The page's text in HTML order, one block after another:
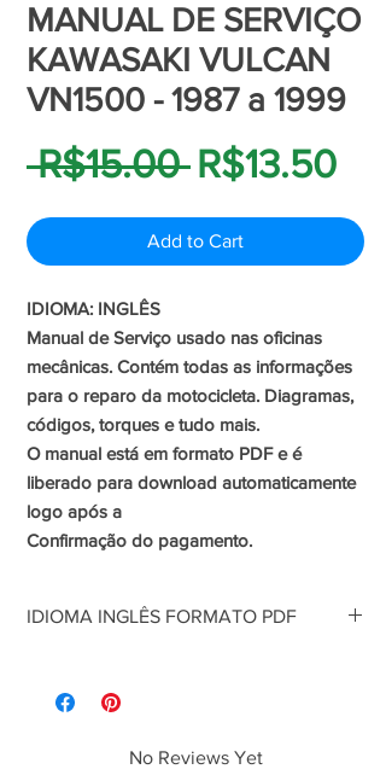
MANUAL DE SERVIÇO
KAWASAKI VULCAN
VN1500 - 1987 a 1999
R$15.00 Regular
Price
R$13.50
Add to Cart
IDIOMA: INGLÊS
Manual de Serviço usado nas oficinas
mecânicas. Contém todas as informações
para o reparo da motocicleta. Diagramas,
códigos, torques e tudo mais.
O manual está em formato PDF e é
liberado para download automaticamente
logo após a
Confirmação do pagamento.
IDIOMA INGLÊS FORMATO PDF
para o reparo da motocicleta. Diagramas,
O manual está em formato PDF e é liberado
No Reviews Yet